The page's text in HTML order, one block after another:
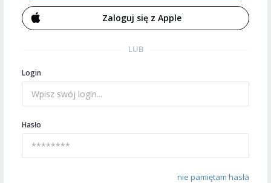
Zaloguj się z Apple
LUB
Login
Hasło
nie pamiętam hasła